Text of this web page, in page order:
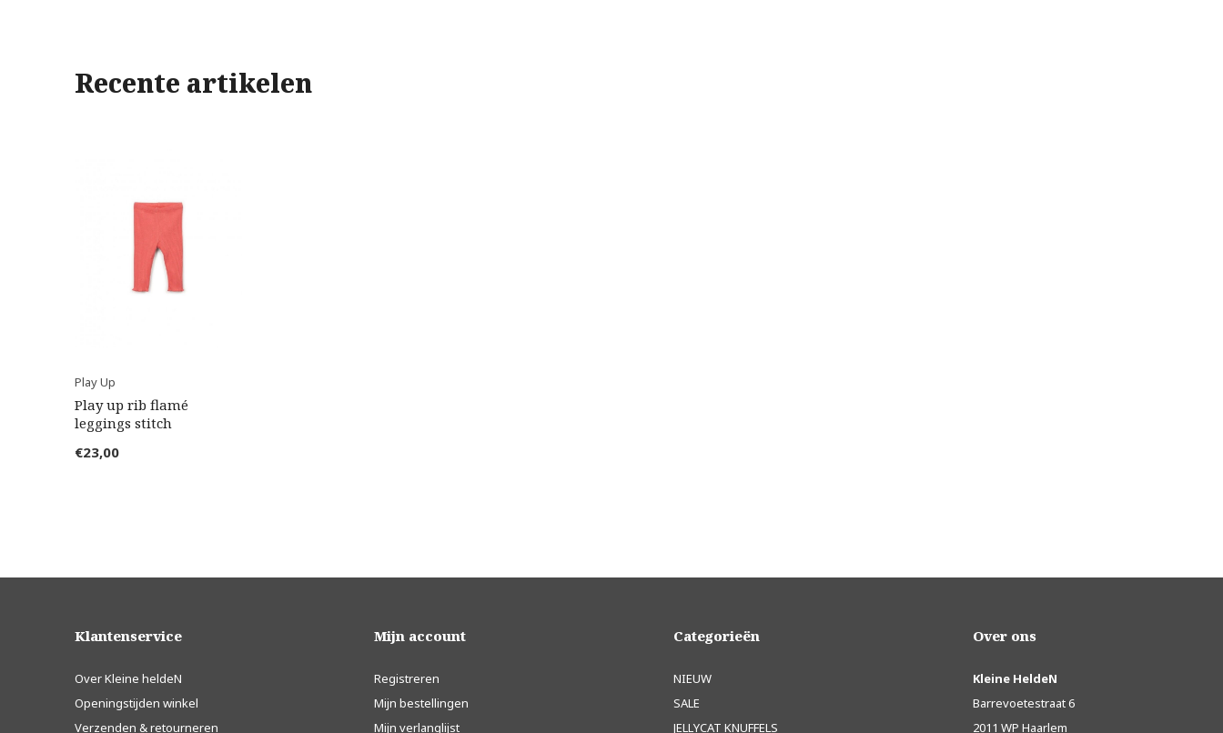
Recente artikelen
Play Up
Play up rib flamé
leggings stitch
€23,00
Klantenservice
Over Kleine heldeN
Openingstijden winkel
Verzenden & retourneren
Mijn account
Registreren
Mijn bestellingen
Mijn verlanglijst
Categorieën
NIEUW
SALE
JELLYCAT KNUFFELS
Over ons
Kleine HeldeN
Barrevoetestraat 6
2011 WP Haarlem